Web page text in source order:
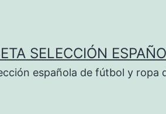
SELECCIÓN
española de fútbol y ropa